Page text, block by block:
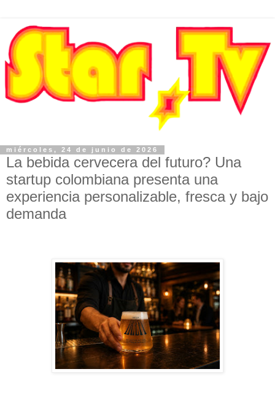
miércoles, 24 de junio de 2026
La bebida cervecera del futuro? Una
startup colombiana presenta una
experiencia personalizable, fresca y bajo
demanda